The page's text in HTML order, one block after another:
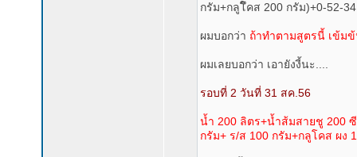
กรัม+กลูโึคส 200 กรัม)+0-52-
ผมบอกว่า ถ้าทำตามสูตรนี้ เข้ม
ผมเลยบอกว่า เอายังงี้นะ....
รอบที่ 2 วันที่ 31 สค.56
น้ำ 200 ลิตร+น้ำส้มสายชู 200 ซี
กรัม+ ร/ส 100 กรัม+กลูโคส ผง